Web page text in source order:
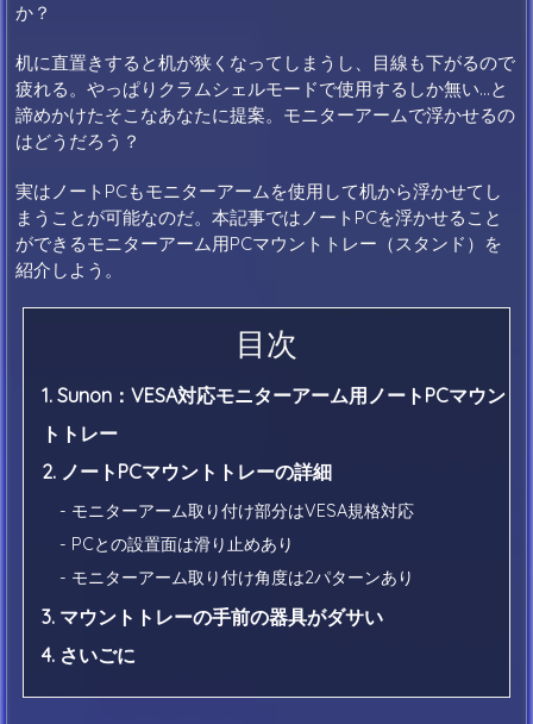
か？
机に直置きすると机が狭くなってしまうし、目線も下がるので
疲れる。やっぱりクラムシェルモードで使用するしか無い…と
諦めかけたそこなあなたに提案。モニターアームで浮かせるの
はどうだろう？
実はノートPCもモニターアームを使用して机から浮かせてし
まうことが可能なのだ。本記事ではノートPCを浮かせること
ができるモニターアーム用PCマウントトレー（スタンド）を
紹介しよう。
目次
1. Sunon：VESA対応モニターアーム用ノートPCマウン
トトレー
2. ノートPCマウントトレーの詳細
- モニターアーム取り付け部分はVESA規格対応
- PCとの設置面は滑り止めあり
- モニターアーム取り付け角度は2パターンあり
3. マウントトレーの手前の器具がダサい
4. さいごに